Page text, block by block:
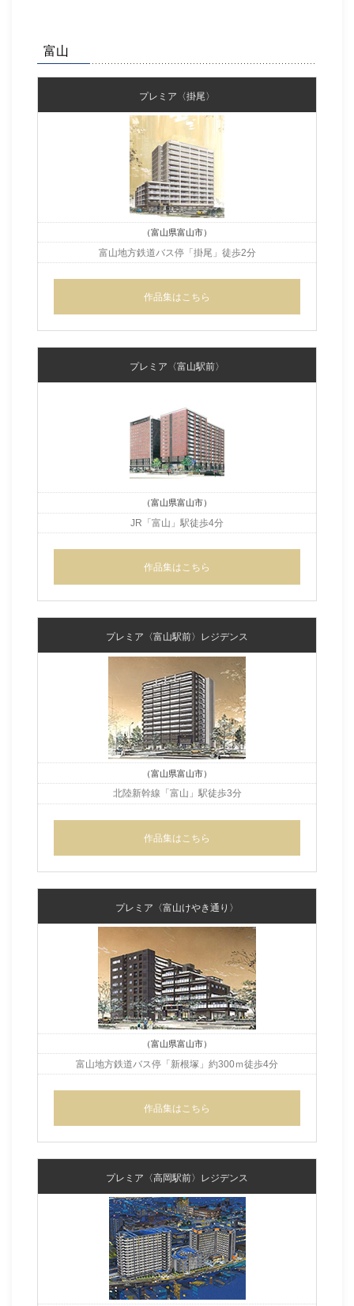
富山
プレミア〈掛尾〉
（富山県富山市）
富山地方鉄道バス停「掛尾」 徒歩2分
作品集はこちら
プレミア〈富山駅前〉
（富山県富山市）
JR「富山」駅徒歩4分
作品集はこちら
プレミア〈富山駅前〉レジデンス
（富山県富山市）
北陸新幹線「富山」駅徒歩3分
作品集はこちら
プレミア〈富山けやき通り〉
（富山県富山市）
富山地方鉄道バス停「新根塚」 約300ｍ徒歩4分
作品集はこちら
プレミア〈高岡駅前〉レジデンス